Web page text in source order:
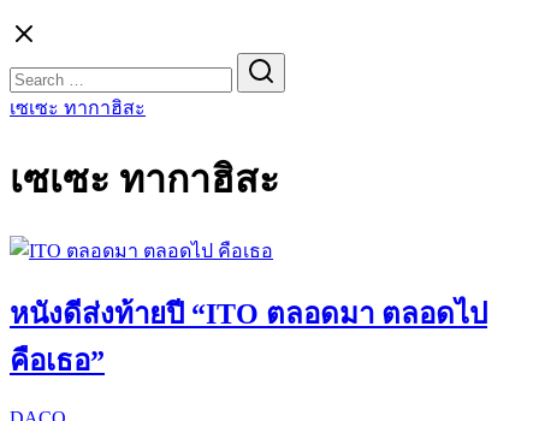
for:
เซเซะ ทากาฮิสะ
เซเซะ ทากาฮิสะ
หนังดีส่งท้ายปี “ITO ตลอดมา ตลอดไป
คือเธอ”